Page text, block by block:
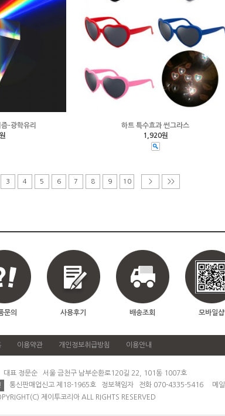
-광학유리
하트 특수효과 썬그라스
1,920원
3 4 5 6 7 8 9 10 > >>
문의 사용후기 배송조회 모바일샵
이용약관 개인정보취급방침 이용안내
대표 정문순 서울 금천구 남부순환로120길 22, 101동 1007호
통신판매업신고 제18-1965호 정보책임자 전화 070-4335-5416 메일
제이투코리아 ALL RIGHTS RESERVED